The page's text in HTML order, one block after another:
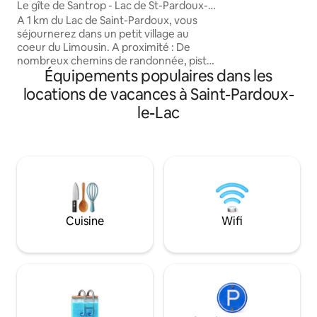
Le gîte de Santrop - Lac de St-Pardoux-
Proche A20
A 1 km du Lac de Saint-Pardoux, vous
séjournerez dans un petit village au
coeur du Limousin. A proximité : De
nombreux chemins de randonnée, piste
cyclable, pêche, baignades et piscine
couverte. ⛱️ Activités saisonnières :
Plage de Santrop : - Aqua park -
un séjour détente pour toute la famille.
Équipements populaires dans les
locations de vacances à Saint-Pardoux-
le-Lac
Cuisine Wifi